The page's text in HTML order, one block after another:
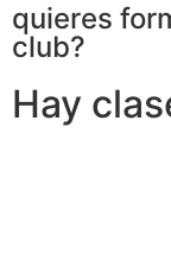
quieres
club?
Hay